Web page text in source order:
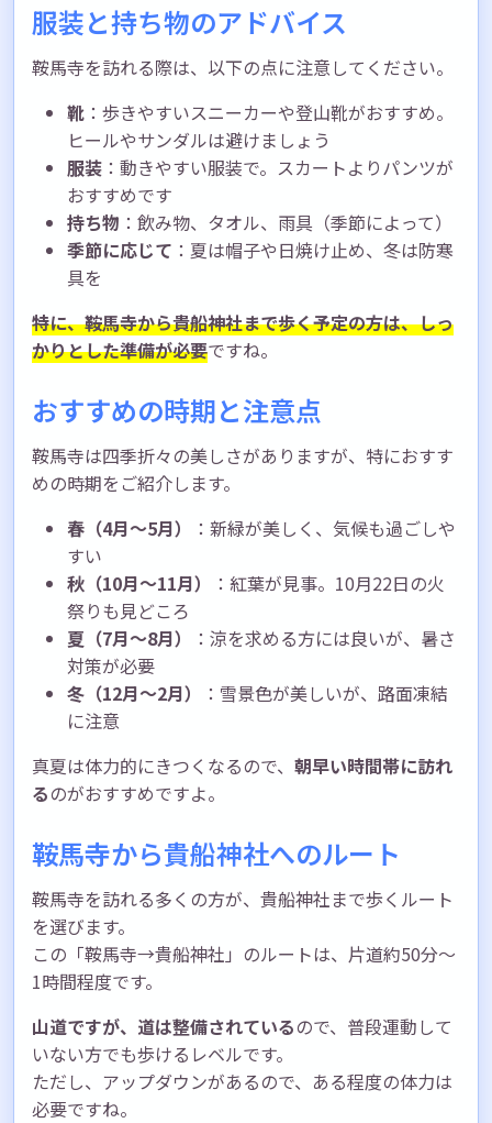
服装と持ち物のアドバイス
鞍馬寺を訪れる際は、以下の点に注意してください。
靴 ：歩きやすいスニーカーや登山靴がおすすめ。
ヒールやサンダルは避けましょう
服装 ：動きやすい服装で。スカートよりパンツが
おすすめです
持ち物 ：飲み物、タオル、雨具（季節によって）
季節に応じて ：夏は帽子や日焼け止め、冬は防寒
具を
特に、鞍馬寺から貴船神社まで歩く予定の方は、しっ
かりとした準備が必要ですね。
おすすめの時期と注意点
鞍馬寺は四季折々の美しさがありますが、特におすす
めの時期をご紹介します。
春（4月〜5月）
：新緑が美しく、気候も過ごしや
すい
秋（10月〜11月）
：紅葉が見事。10月22日の火
祭りも見どころ
夏（7月〜8月）
：涼を求める方には良いが、暑さ
対策が必要
冬（12月〜2月）
：雪景色が美しいが、路面凍結
に注意
真夏は体力的にきつくなるので、 朝早い時間帯に訪れ
るのがおすすめですよ。
鞍馬寺から貴船神社へのルート
鞍馬寺を訪れる多くの方が、貴船神社まで歩くルート
を選びます。
この「鞍馬寺→貴船神社」のルートは、片道約50分〜
1時間程度です。
山道ですが、道は整備されているので、普段運動して
いない方でも歩けるレベルです。
ただし、アップダウンがあるので、ある程度の体力は
必要ですね。